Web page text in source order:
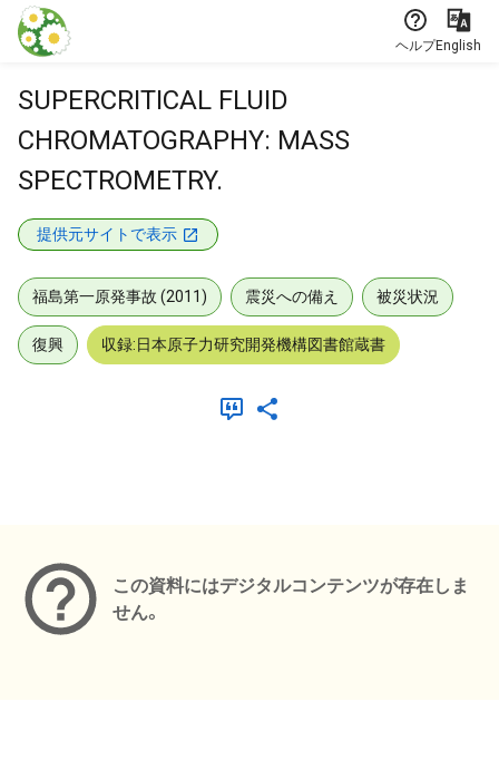
本文に飛ぶ
ヘルプEnglish
SUPERCRITICAL FLUID
CHROMATOGRAPHY: MASS
SPECTROMETRY.
提供元サイトで表示
福島第一原発事故 (2011) 震災への備え 被災状況
復興 収録:日本原子力研究開発機構図書館蔵書
この資料にはデジタルコンテンツが存在しま
せん。